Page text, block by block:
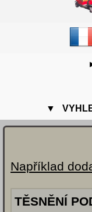
▼
Například
TĚSNĚNÍ